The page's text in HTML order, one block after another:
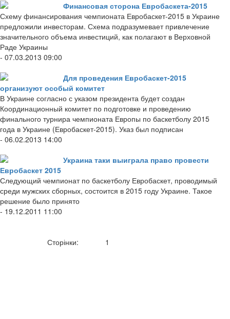
Финансовая сторона Евробаскета-2015
Схему финансирования чемпионата Евробаскет-2015 в Украине
предложили инвесторам. Схема подразумевает привлечение
значительного объема инвестиций, как полагают в Верховной
Раде Украины
- 07.03.2013 09:00
Для проведения Евробаскет-2015
организуют особый комитет
В Украине согласно с указом президента будет создан
Координационный комитет по подготовке и проведению
финального турнира чемпионата Европы по баскетболу 2015
года в Украине (Евробаскет-2015). Указ был подписан
- 06.02.2013 14:00
Украина таки выиграла право провести
Евробаскет 2015
Следующий чемпионат по баскетболу Евробаскет, проводимый
среди мужских сборных, состоится в 2015 году Украине. Такое
решение было принято
- 19.12.2011 11:00
Сторінки: 1